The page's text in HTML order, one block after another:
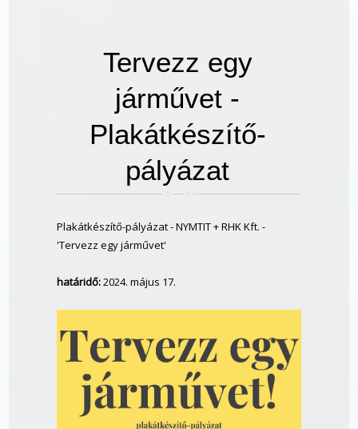
Tervezz egy
járművet -
Plakátkészítő-
pályázat
Plakátkészítő-pályázat - NYMTIT + RHK Kft. -
'Tervezz egy járművet'
határidő:2024. május 17.